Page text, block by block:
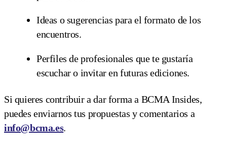
Ideas o sugerencias para el formato de los
encuentros.
Perfiles de profesionales que te gustaría
escuchar o invitar en futuras ediciones.
Si quieres contribuir a dar forma a BCMA Insides,
puedes enviarnos tus propuestas y comentarios a
info@bcma.es.